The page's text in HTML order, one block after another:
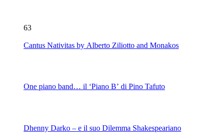
63
Cantus Nativitas by Alberto Ziliotto and Monakos
One piano band… il ‘Piano B’ di Pino Tafuto
Dhenny Darko – e il suo Dilemma Shakespeariano